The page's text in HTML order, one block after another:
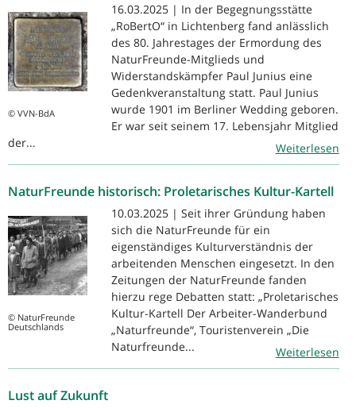
© VVN-BdA
16.03.2025 | In der Begegnungsstätte
„RoBertO“ in Lichtenberg fand anlässlich
des 80. Jahrestages der Ermordung des
NaturFreunde-Mitglieds und
Widerstandskämpfer Paul Junius eine
Gedenkveranstaltung statt. Paul Junius
wurde 1901 im Berliner Wedding geboren.
Er war seit seinem 17. Lebensjahr Mitglied
der...
Weiterlesen
NaturFreunde historisch: Proletarisches Kultur-Kartell
© NaturFreunde
Deutschlands
10.03.2025 | Seit ihrer Gründung haben
sich die NaturFreunde für ein
eigenständiges Kulturverständnis der
arbeitenden Menschen eingesetzt. In den
Zeitungen der NaturFreunde fanden
hierzu rege Debatten statt: „Proletarisches
Kultur-Kartell Der Arbeiter-Wanderbund
„Naturfreunde“, Touristenverein „Die
Naturfreunde...
Weiterlesen
Lust auf Zukunft